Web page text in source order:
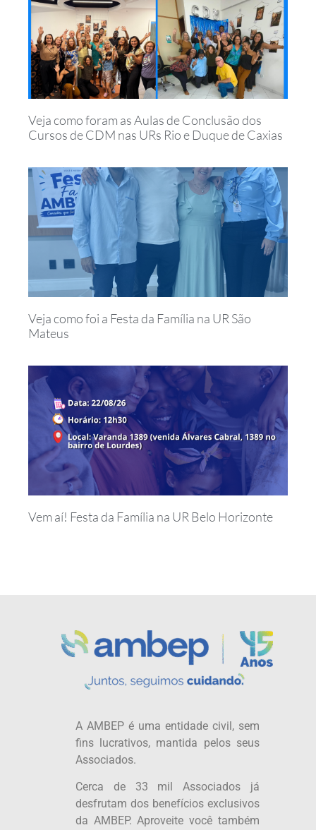
Veja como foram as Aulas de Conclusão dos
Cursos de CDM nas URs Rio e Duque de Caxias
Veja como foi a Festa da Família na UR São
Mateus
Vem aí! Festa da Família na UR Belo Horizonte
A AMBEP é uma entidade civil, sem
fins lucrativos, mantida pelos seus
Associados.
Cerca de 33 mil Associados já
desfrutam dos benefícios exclusivos
da AMBEP. Aproveite você também